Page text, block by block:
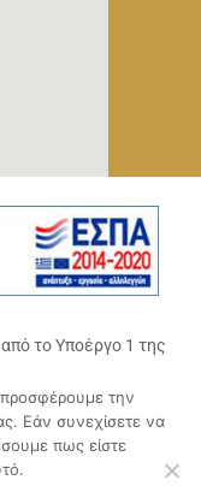
το Υποέργο 1 της
του
5045300),
2014-2020».
Ένωση (Ευρωπαϊκό
την
Εάν συνεχίσετε να
πως είστε